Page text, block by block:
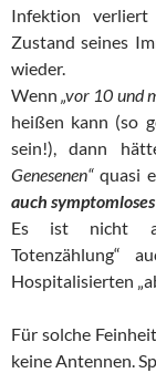
Infektion
Zustand seines
wieder.
Wenn„vor 10 und
heißen kann (so
sein!), dann
Genesenen“ quasi
auch symptomloses
Es ist nicht
Totenzählung“
Hospitalisierten
Für solche
keine Antennen.